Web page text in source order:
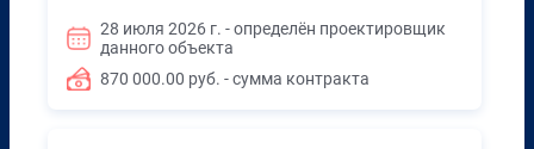
28 июля 2026 г. - определён проектировщик
данного объекта
870 000.00 руб. - сумма контракта